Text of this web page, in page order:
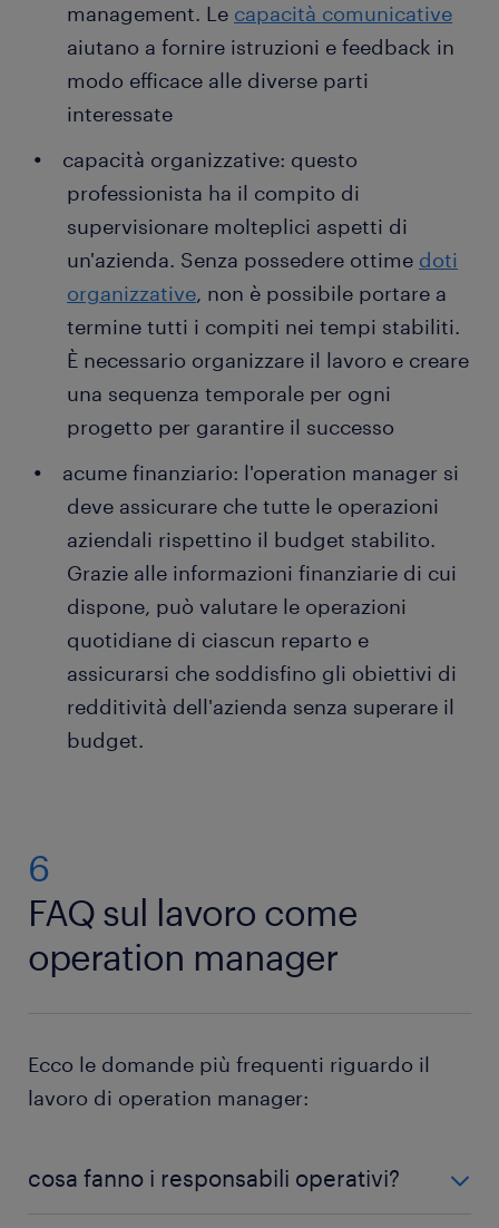
management. Le capacità comunicative
aiutano a fornire istruzioni e feedback in
modo efficace alle diverse parti
interessate
capacità organizzative: questo
professionista ha il compito di
supervisionare molteplici aspetti di
un'azienda. Senza possedere ottime doti
organizzative, non è possibile portare a
termine tutti i compiti nei tempi stabiliti.
È necessario organizzare il lavoro e creare
una sequenza temporale per ogni
progetto per garantire il successo
acume finanziario: l'operation manager si
deve assicurare che tutte le operazioni
aziendali rispettino il budget stabilito.
Grazie alle informazioni finanziarie di cui
dispone, può valutare le operazioni
quotidiane di ciascun reparto e
assicurarsi che soddisfino gli obiettivi di
redditività dell'azienda senza superare il
budget.
6
FAQ sul lavoro come
operation manager
Ecco le domande più frequenti riguardo il
lavoro di operation manager:
cosa fanno i responsabili operativi?